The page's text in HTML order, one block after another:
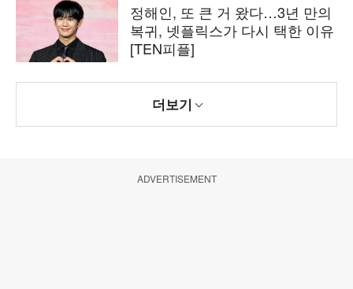
정해인, 또 큰 거 왔다…3년 만의
복귀, 넷플릭스가 다시 택한 이유
[TEN피플]
더보기
ADVERTISEMENT